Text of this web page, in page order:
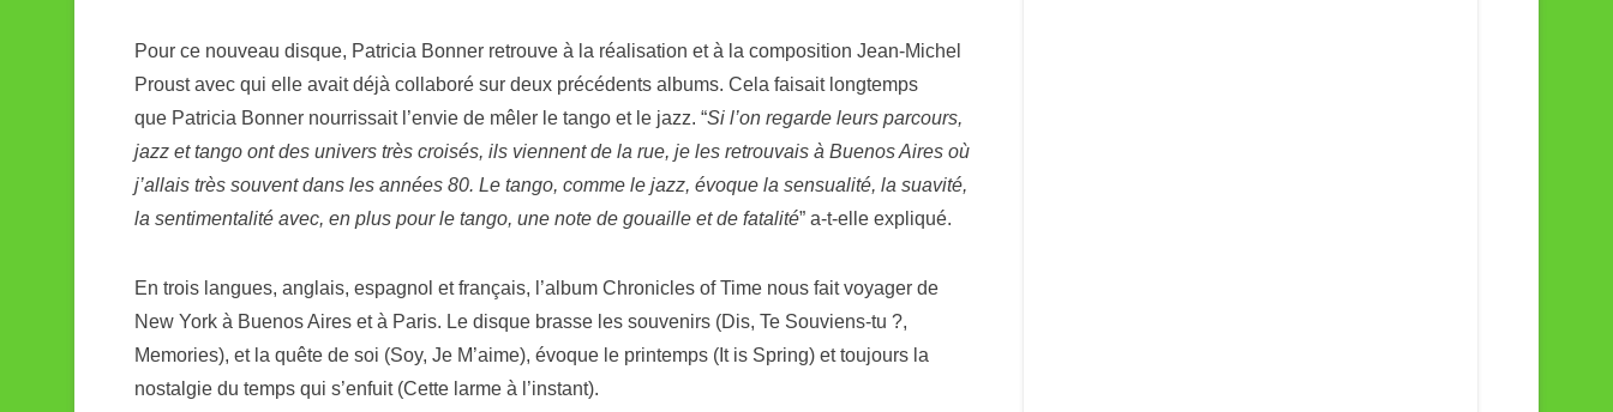
Pour ce nouveau disque, Patricia Bonner retrouve à la réalisation et à la composition Jean-Michel
Proust avec qui elle avait déjà collaboré sur deux précédents albums. Cela faisait longtemps
que Patricia Bonner nourrissait l’envie de mêler le tango et le jazz. “Si l’on regarde leurs parcours,
jazz et tango ont des univers très croisés, ils viennent de la rue, je les retrouvais à Buenos Aires où
j’allais très souvent dans les années 80. Le tango, comme le jazz, évoque la sensualité, la suavité,
la sentimentalité avec, en plus pour le tango, une note de gouaille et de fatalité” a-t-elle expliqué.
En trois langues, anglais, espagnol et français, l’album Chronicles of Time nous fait voyager de
New York à Buenos Aires et à Paris. Le disque brasse les souvenirs (Dis, Te Souviens-tu ?,
Memories), et la quête de soi (Soy, Je M’aime), évoque le printemps (It is Spring) et toujours la
nostalgie du temps qui s’enfuit (Cette larme à l’instant).